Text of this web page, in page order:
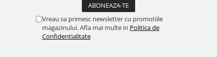
Vreau sa primesc newsletter cu promotiile
magazinului. Afla mai multe in Politica de
Confidentialitate